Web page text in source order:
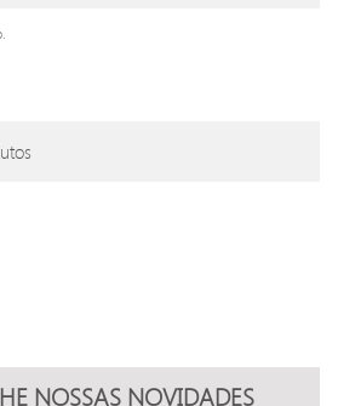
NOSSAS NOVIDADES